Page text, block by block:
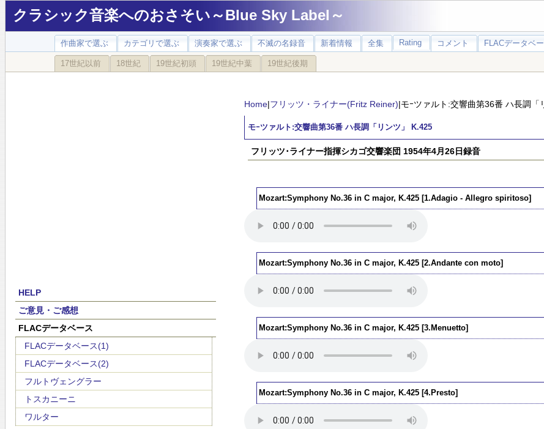
クラシック音楽へのおさそい～Blue Sky Label～
作曲家で選ぶ カテゴリで選ぶ 演奏家で選ぶ 不滅の名録音 新着情報 全集 Rating コメント FLACデータベ
17世紀以前 18世紀 19世紀初頭 19世紀中葉 19世紀後期
HELP
ご意見・ご感想
FLACデータベース
FLACデータベース(1)
FLACデータベース(2)
フルトヴェングラー
トスカニーニ
ワルター
Home|フリッツ・ライナー(Fritz Reiner)|モｰツァルト:交響曲第36番 ハ長調「
モｰツァルト:交響曲第36番 ハ長調「リンツ」 K.425
フリッツ･ライナー指揮シカゴ交響楽団 1954年4月26日録音
Mozart:Symphony No.36 in C major, K.425 [1.Adagio - Allegro spiritoso]
Mozart:Symphony No.36 in C major, K.425 [2.Andante con moto]
Mozart:Symphony No.36 in C major, K.425 [3.Menuetto]
Mozart:Symphony No.36 in C major, K.425 [4.Presto]